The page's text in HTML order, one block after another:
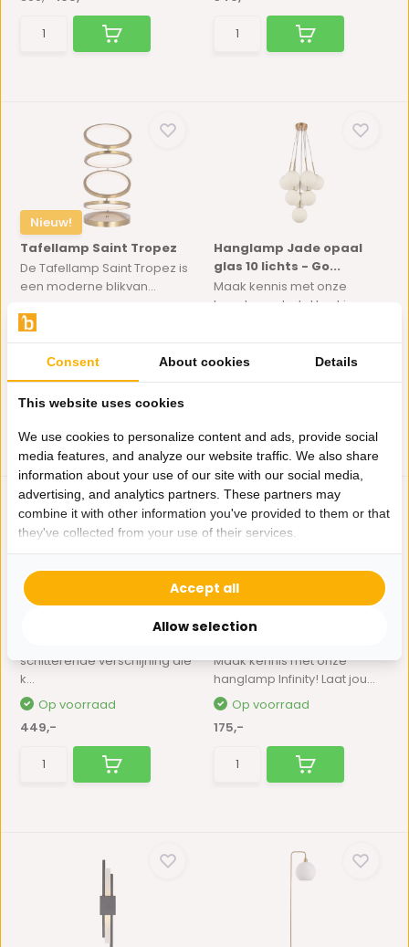
Nieuw!
Tafellamp Saint Tropez
De Tafellamp Saint Tropez is
een moderne blikvan...
Op voorraad
179,-
Hanglamp Jade opaal
glas 10 lichts - Go...
Maak kennis met onze
hanglamp Jade! Laat jouw
Op voorraad
300,-
Hanglamp Murcia 60 cm
schitterende verschijning die
k...
Op voorraad
449,-
Hanglamp Bloom opaal
Maak kennis met onze
hanglamp Infinity! Laat jou...
Op voorraad
175,-
Consent About cookies Details
This website uses cookies
We use cookies to personalize content and ads, provide social
media features, and analyze our website traffic. We also share
information about your use of our site with our social media,
advertising, and analytics partners. These partners may
combine it with other information you've provided to them or that
they've collected from your use of their services.
Allow selection
Accept all